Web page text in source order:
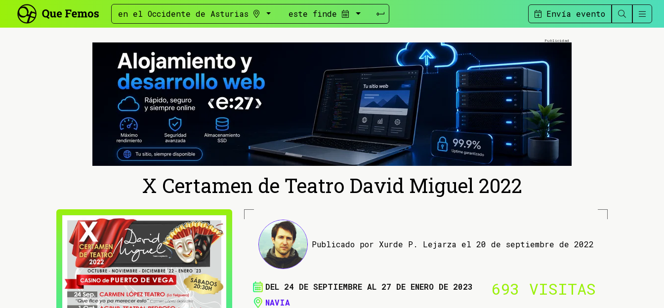
en el Occidente de Asturias este finde Envía evento
X Certamen de Teatro David Miguel 2022
Publicado por Xurde P. Lejarza el 20 de septiembre de 2022
DEL 24 DE SEPTIEMBRE AL 27 DE ENERO DE 2023
NAVIA
693 VISITAS